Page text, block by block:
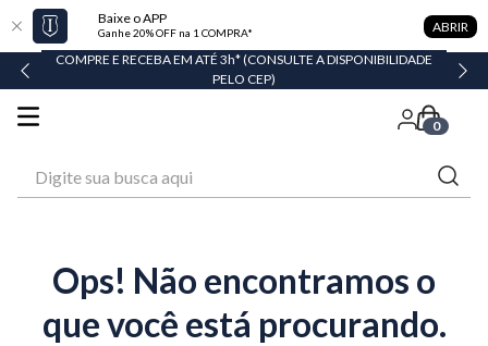
Baixe o APP
Ganhe 20% OFF na 1 COMPRA* ABRIR
COMPRE E RECEBA EM ATÉ 3h* (CONSULTE A DISPONIBILIDADE
PELO CEP)
0
Ops! Não encontramos o
que você está procurando.